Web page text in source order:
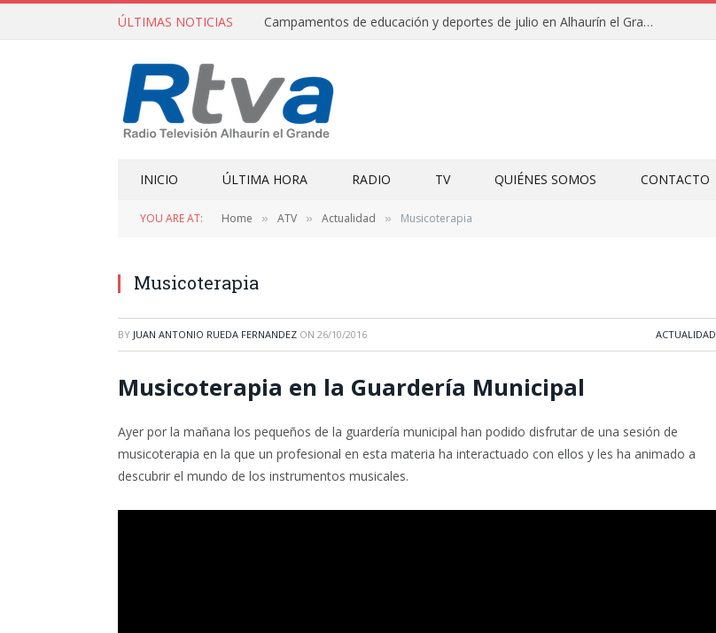
ÚLTIMAS NOTICIAS Campamentos de educación y deportes de julio en Alhaurín el Grande y Villa del Guadalhorce
INICIO ÚLTIMA HORA RADIO TV QUIÉNES SOMOS CONTACTO
YOU ARE AT: Home » ATV » Actualidad » Musicoterapia
Musicoterapia
BY JUAN ANTONIO RUEDA FERNANDEZ ON 26/10/2016 ACTUALIDAD
Musicoterapia en la Guardería Municipal
Ayer por la mañana los pequeños de la guardería municipal han podido disfrutar de una sesión de
musicoterapia en la que un profesional en esta materia ha interactuado con ellos y les ha animado a
descubrir el mundo de los instrumentos musicales.